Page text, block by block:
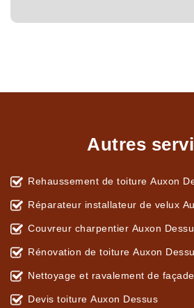
Autres
Rehaussement de toiture Auxon
Réparateur installateur de velux
Couvreur charpentier Auxon
Rénovation de toiture Auxon
Nettoyage et ravalement de
Devis toiture Auxon Dessus